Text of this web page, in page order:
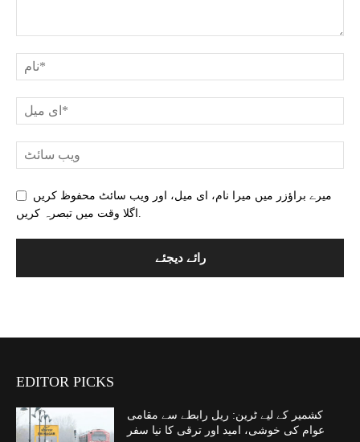
میرے براؤزر میں میرا نام، ای میل، اور ویب سائٹ محفوظ کریں
EDITOR PICKS
کشمیر کے لیے ٹرین: ریل رابطے سے مقامی
عوام کی خوشی، امید اور ترقی کا نیا سفر